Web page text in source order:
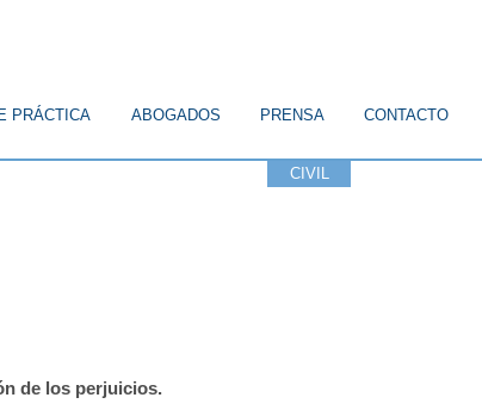
PRÁCTICA ABOGADOS PRENSA CONTACTO
CIVIL
de los perjuicios.